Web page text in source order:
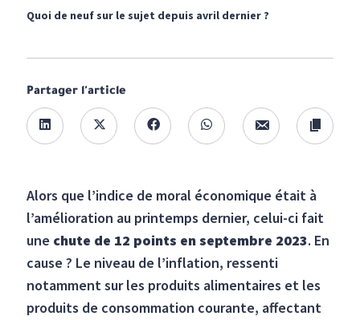
Quoi de neuf sur le sujet depuis avril dernier ?
Partager l'article
Alors que l’indice de moral économique était à
l’amélioration au printemps dernier, celui-ci fait
une chute de 12 points en septembre 2023. En
cause ? Le niveau de l’inflation, ressenti
notamment sur les produits alimentaires et les
produits de consommation courante, affectant